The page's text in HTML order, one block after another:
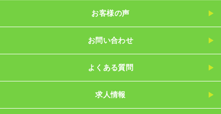
お客様の声
お問い合わせ
よくある質問
求人情報